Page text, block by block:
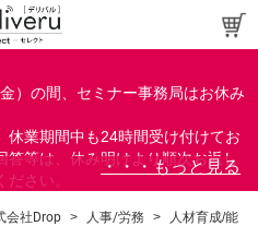
）の間、セミナー事務局はお休み
休業期間中も24時間受け付けてお
答等は、休み明けより順次お返し
さい。
会社Drop > 人事/労務 >
人材育成/能